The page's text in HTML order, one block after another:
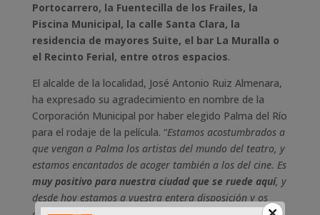
Portocarrero, la Fuentecilla de los Frailes, la
Piscina Municipal, la calle Santa Clara, la
residencia de mayores Suite, el bar La Muralla o
el Recinto Ferial, entre otros espacios.
El alcalde de la localidad, José Antonio Ruiz Almenara,
ha expresado su agradecimiento en nombre de la
Corporación Municipal por haber elegido Palma del Río
para el rodaje de la película. “Estamos acostumbrados a
que vengan a Palma los artistas del mundo del teatro, y
estamos encantados de acoger también a los del cine. Es
muy positivo para nuestra ciudad que se ruede aquí, y
desde hoy estamos a vuestra entera disposición y os